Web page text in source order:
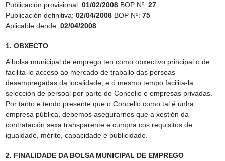
Publicación provisional: 01/02/2008 BOP Nº: 27
Publicación definitiva: 02/04/2008 BOP Nº: 75
Aplicable dende: 02/04/2008
1. OBXECTO
A bolsa municipal de emprego ten como obxectivo principal o de
facilita‑lo acceso ao mercado de traballo das persoas
desempregadas da localidade, e ó mesmo tempo facilita‑la
selección de persoal por parte do Concello e empresas privadas.
Por tanto e tendo presente que o Concello como tal é unha
empresa pública, debemos asegurarnos que a xestión da
contratación sexa transparente e cumpra cos requisitos de
igualdade, mérito, capacidade e publicidade.
2. FINALIDADE DA BOLSA MUNICIPAL DE EMPREGO